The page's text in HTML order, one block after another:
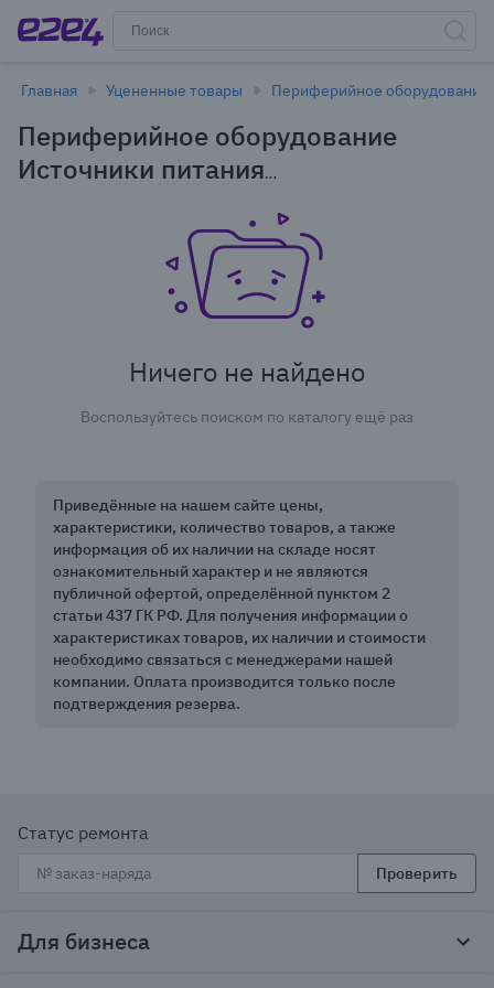
Главная Уцененные товары Периферийное оборудование
Периферийное оборудование
Источники питания
питания в Новосибирске -
уцененные товары
Ничего не найдено
Воспользуйтесь поиском по каталогу ещё раз
Приведённые на нашем сайте цены,
характеристики, количество товаров, а также
информация об их наличии на складе носят
ознакомительный характер и не являются
публичной офертой, определённой пунктом 2
статьи 437 ГК РФ. Для получения информации о
характеристиках товаров, их наличии и стоимости
необходимо связаться с менеджерами нашей
компании. Оплата производится только после
подтверждения резерва.
Статус ремонта
Проверить
Для бизнеса